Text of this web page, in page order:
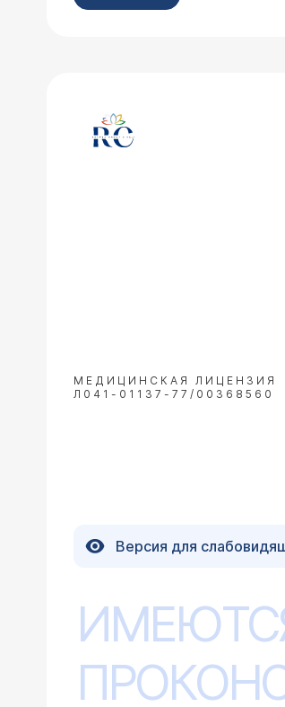
МЕДИЦИНСКАЯ ЛИЦЕНЗИЯ
Л041-01137-77/00368560
Версия для